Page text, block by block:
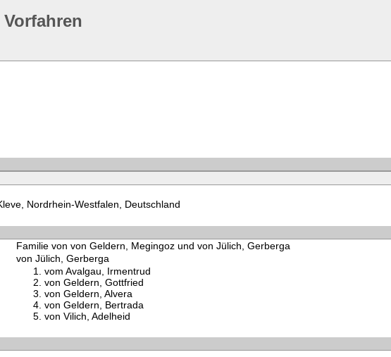
Nordrhein-Westfalen, Deutschland
Familie von von Geldern, Megingoz und von Jülich, Gerberga
von Jülich, Gerberga
vom Avalgau, Irmentrud
von Geldern, Gottfried
von Geldern, Alvera
von Geldern, Bertrada
von Vilich, Adelheid